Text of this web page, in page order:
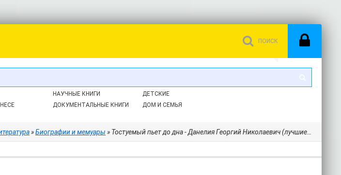
НАУЧНЫЕ КНИГИ
ДОКУМЕНТАЛЬНЫЕ КНИГИ
ДЕТСКИЕ
ДОМ И СЕМЬЯ
»Биографии и мемуары » Тостуемый пьет до дна - Данелия Георгий Николаевич (лучшие книги читать онлайн бесплатно без регистрации TXT) 📗